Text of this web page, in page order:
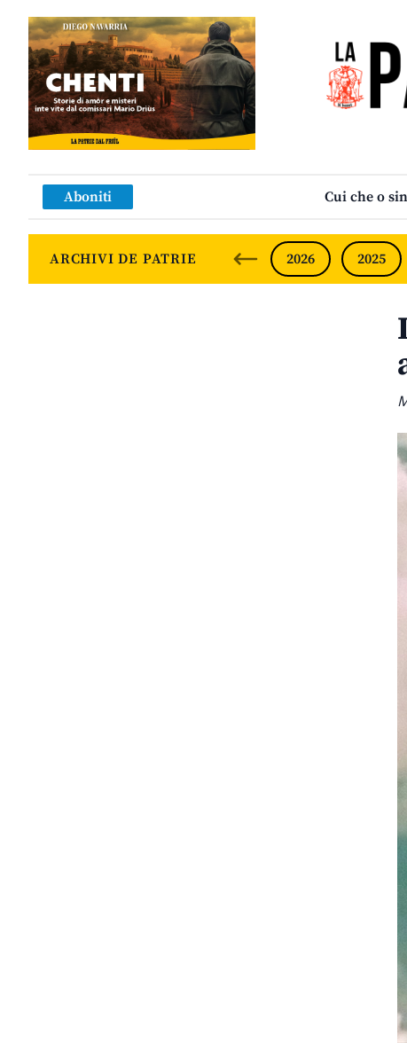
Aboniti Cui che o sin
ARCHIVI DE PATRIE 2026 2025